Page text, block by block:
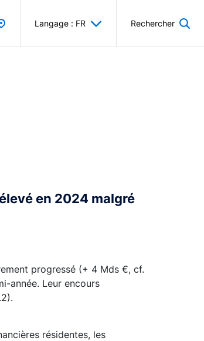
Langage : FR Rechercher
en 2024 malgré
progressé (+ 4 Mds €, cf.
année. Leur encours
résidentes, les